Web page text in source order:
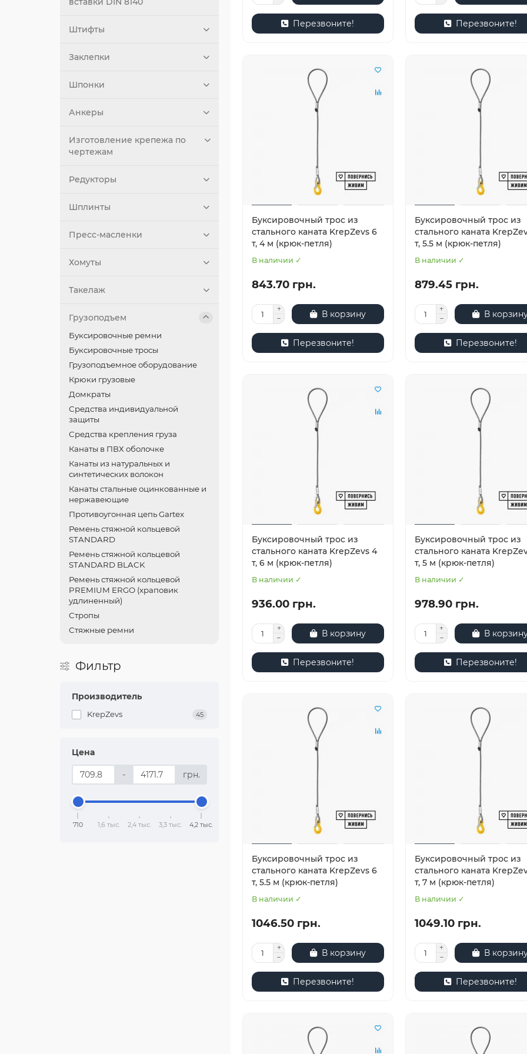
Штифты
Заклепки
Шпонки
Анкеры
Изготовление крепежа по
чертежам
Редукторы
Шплинты
Пресс-масленки
Хомуты
Такелаж
Грузоподъем
Буксировочные ремни
Буксировочные тросы
Грузоподъемное оборудование
Крюки грузовые
Домкраты
Средства индивидуальной
защиты
Средства крепления груза
Канаты в ПВХ оболочке
Канаты из натуральных и
синтетических волокон
Канаты стальные оцинкованные и
нержавеющие
Противоугонная цепь Gartex
Ремень стяжной кольцевой
STANDARD
Ремень стяжной кольцевой
STANDARD BLACK
Ремень стяжной кольцевой
PREMIUM ERGO (храповик
удлиненный)
Стропы
Стяжные ремни
Фильтр
Производитель
KrepZevs 45
Цена
- грн.
710 1,6 тыс. 2,4 тыс. 3,3 тыс. 4,2 тыс.
Перезвоните! Перезвоните!
Буксировочный трос из
стального каната KrepZevs 6
т, 4 м (крюк-петля)
В наличии ✓
843.70 грн.
В корзину
Перезвоните!
Буксировочный трос из
стального каната
т, 5.5 м (крюк-петля)
В наличии ✓
879.45 грн.
В
Перезвоните!
Буксировочный трос из
стального каната KrepZevs 4
т, 6 м (крюк-петля)
В наличии ✓
936.00 грн.
В корзину
Перезвоните!
Буксировочный трос из
стального каната
т, 5 м (крюк-петля)
В наличии ✓
978.90 грн.
В
Перезвоните!
Буксировочный трос из
стального каната KrepZevs 6
т, 5.5 м (крюк-петля)
В наличии ✓
1046.50 грн.
В корзину
Перезвоните!
Буксировочный трос из
стального каната
т, 7 м (крюк-петля)
В наличии ✓
1049.10 грн.
В
Перезвоните!